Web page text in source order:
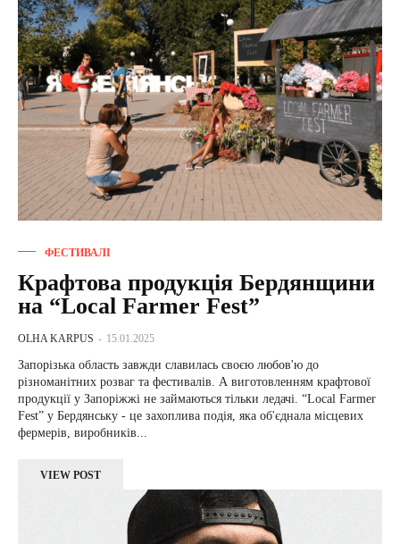
ФЕСТИВАЛІ
Крафтова продукція Бердянщини
на “Local Farmer Fest”
OLHA KARPUS - 15.01.2025
Запорізька область завжди славилась своєю любов'ю до
різноманітних розваг та фестивалів. А виготовленням крафтової
продукції у Запоріжжі не займаються тільки ледачі. “Local Farmer
Fest” у Бердянську - це захоплива подія, яка об'єднала місцевих
фермерів, виробників...
VIEW POST